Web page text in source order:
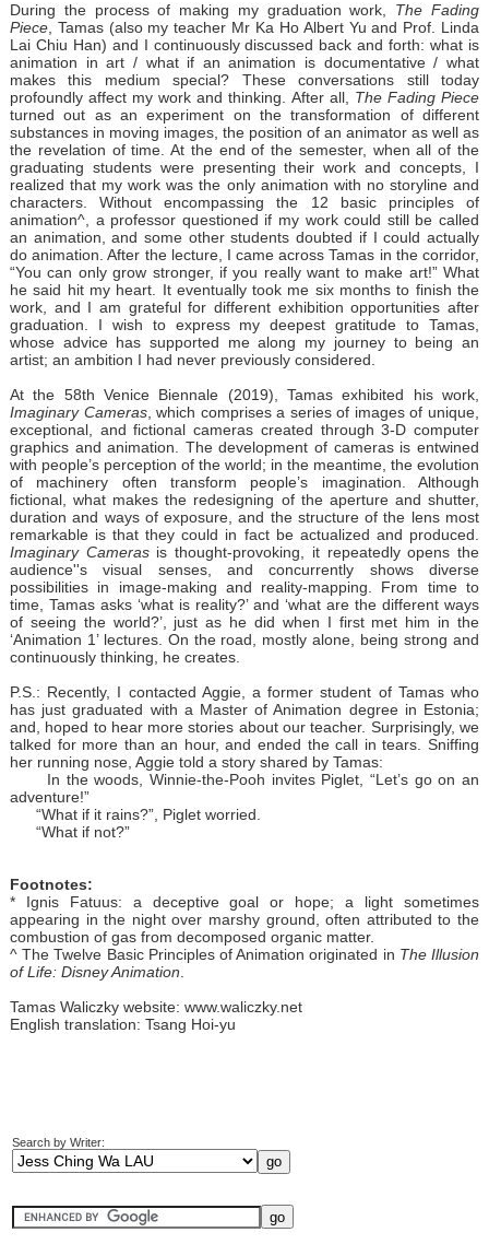
During the process of making my graduation work, The Fading
Piece, Tamas (also my teacher Mr Ka Ho Albert Yu and Prof. Linda
Lai Chiu Han) and I continuously discussed back and forth: what is
animation in art / what if an animation is documentative / what
makes this medium special? These conversations still today
profoundly affect my work and thinking. After all, The Fading Piece
turned out as an experiment on the transformation of different
substances in moving images, the position of an animator as well as
the revelation of time. At the end of the semester, when all of the
graduating students were presenting their work and concepts, I
realized that my work was the only animation with no storyline and
characters. Without encompassing the 12 basic principles of
animation^, a professor questioned if my work could still be called
an animation, and some other students doubted if I could actually
do animation. After the lecture, I came across Tamas in the corridor,
“You can only grow stronger, if you really want to make art!” What
he said hit my heart. It eventually took me six months to finish the
work, and I am grateful for different exhibition opportunities after
graduation. I wish to express my deepest gratitude to Tamas,
whose advice has supported me along my journey to being an
artist; an ambition I had never previously considered.
At the 58th Venice Biennale (2019), Tamas exhibited his work,
Imaginary Cameras, which comprises a series of images of unique,
exceptional, and fictional cameras created through 3-D computer
graphics and animation. The development of cameras is entwined
with people’s perception of the world; in the meantime, the evolution
of machinery often transform people’s imagination. Although
fictional, what makes the redesigning of the aperture and shutter,
duration and ways of exposure, and the structure of the lens most
remarkable is that they could in fact be actualized and produced.
Imaginary Camerasis thought-provoking, it repeatedly opens the
audience''s visual senses, and concurrently shows diverse
possibilities in image-making and reality-mapping. From time to
time, Tamas asks ‘what is reality?’ and ‘what are the different ways
of seeing the world?’, just as he did when I first met him in the
‘Animation 1’ lectures. On the road, mostly alone, being strong and
continuously thinking, he creates.
P.S.: Recently, I contacted Aggie, a former student of Tamas who
has just graduated with a Master of Animation degree in Estonia;
and, hoped to hear more stories about our teacher. Surprisingly, we
talked for more than an hour, and ended the call in tears. Sniffing
her running nose, Aggie told a story shared by Tamas:
In the woods, Winnie-the-Pooh invites Piglet, “Let’s go on an
adventure!”
“What if it rains?”, Piglet worried.
“What if not?”
Footnotes:
* Ignis Fatuus: a deceptive goal or hope; a light sometimes
appearing in the night over marshy ground, often attributed to the
combustion of gas from decomposed organic matter.
^ The Twelve Basic Principles of Animation originated in The Illusion
of Life: Disney Animation.
Tamas Waliczky website: www.waliczky.net
English translation: Tsang Hoi-yu
Search by Writer: